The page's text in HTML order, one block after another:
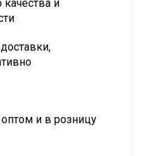
и
и в розницу